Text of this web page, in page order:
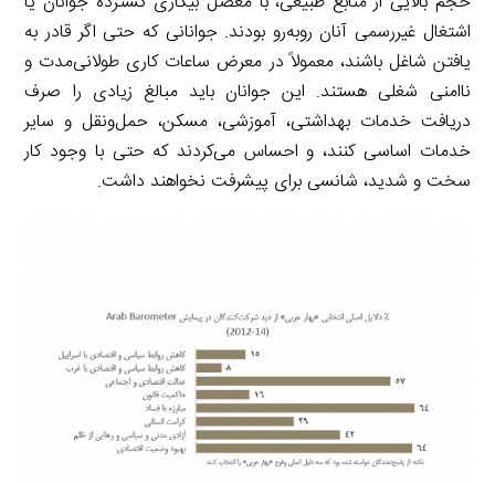
اشتغال غیررسمی آنان روبه‌رو بودند. جوانانی که حتی اگر قادر به
یافتن شاغل باشند، معمولاً در معرض ساعات کاری طولانی‌مدت و
ناامنی شغلی هستند. این جوانان باید مبالغ زیادی را صرف
دریافت خدمات بهداشتی، آموزشی، مسکن، حمل‌ونقل و سایر
خدمات اساسی کنند، و احساس می‌کردند که حتی با وجود کار
سخت و شدید، شانسی برای پیشرفت نخواهند داشت.